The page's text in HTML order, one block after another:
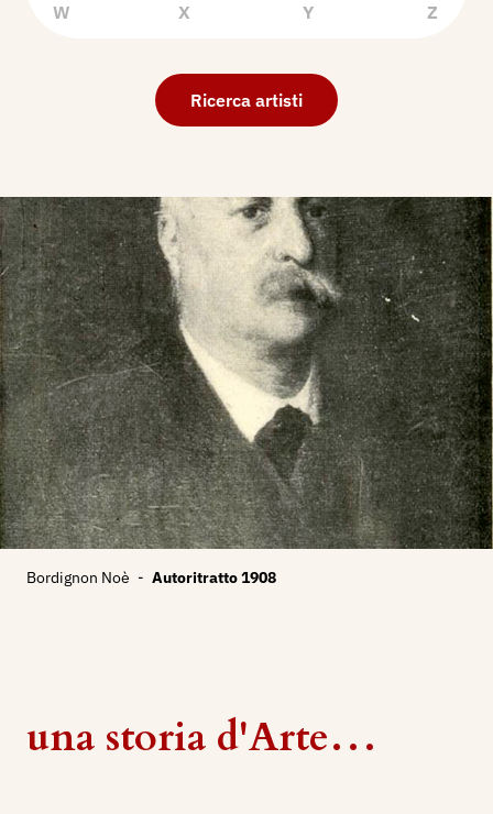
W
X Y Z
Ricerca artisti
Bordignon Noè - Autoritratto 1908
una storia d'Arte…